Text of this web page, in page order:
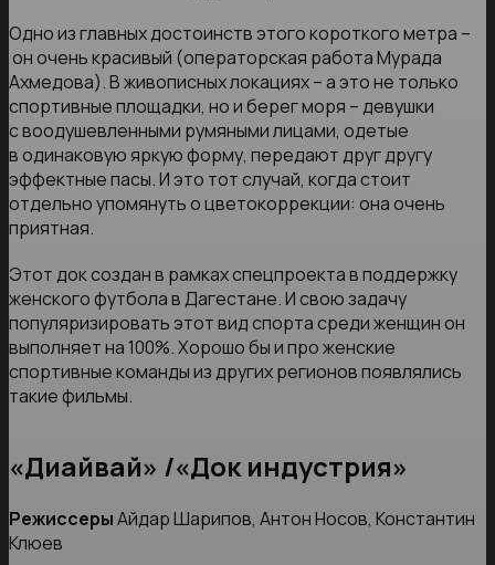
Одно из главных достоинств этого короткого метра –
он очень красивый (операторская работа Мурада
Ахмедова). В живописных локациях – а это не только
спортивные площадки, но и берег моря – девушки
с воодушевленными румяными лицами, одетые
в одинаковую яркую форму, передают друг другу
эффектные пасы. И это тот случай, когда стоит
отдельно упомянуть о цветокоррекции: она очень
приятная.
Этот док создан в рамках спецпроекта в поддержку
женского футбола в Дагестане. И свою задачу
популяризировать этот вид спорта среди женщин он
выполняет на 100%. Хорошо бы и про женские
спортивные команды из других регионов появлялись
такие фильмы.
«Диайвай» /«Док индустрия»
РежиссерыАйдар Шарипов, Антон Носов, Константин
Клюев